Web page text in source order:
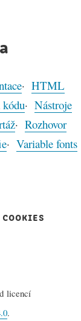
HTML
Nástroje
Rozhovor
Variable fonts
cookies
licencí
.